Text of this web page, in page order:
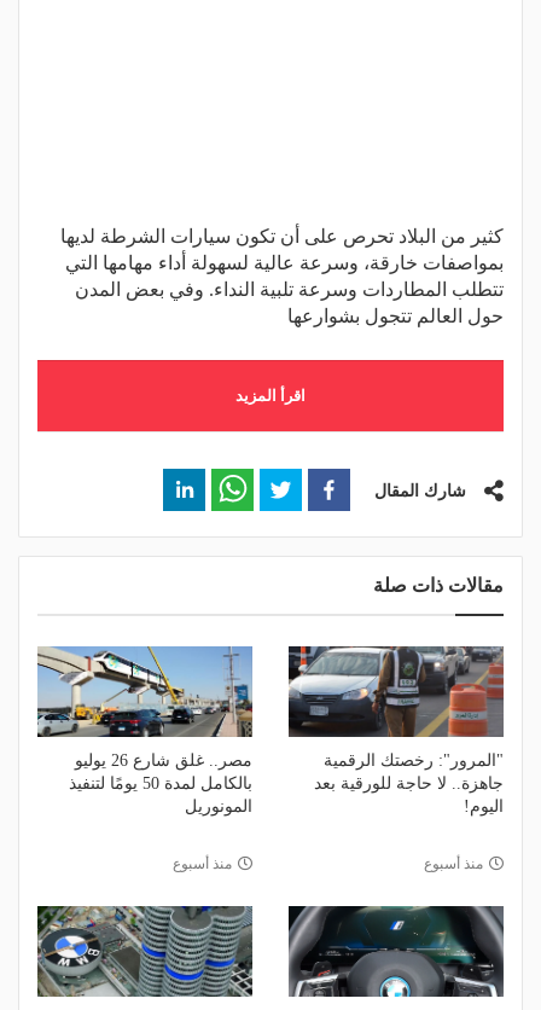
كثير من البلاد تحرص على أن تكون سيارات الشرطة لديها
بمواصفات خارقة، وسرعة عالية لسهولة أداء مهامها التي
تتطلب المطاردات وسرعة تلبية النداء. وفي بعض المدن
حول العالم تتجول بشوارعها
اقرأ المزيد
شارك المقال
مقالات ذات صلة
"المرور": رخصتك الرقمية
جاهزة.. لا حاجة للورقية بعد
اليوم!
منذ أسبوع
مصر.. غلق شارع 26 يوليو
بالكامل لمدة 50 يومًا لتنفيذ
المونوريل
منذ أسبوع